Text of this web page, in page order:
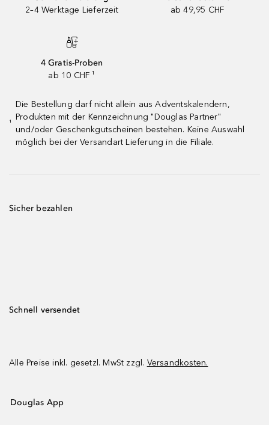
2–4 Werktage Lieferzeit
ab 49,95 CHF
4 Gratis-Proben
ab 10 CHF ¹
¹
Die Bestellung darf nicht allein aus Adventskalendern,
Produkten mit der Kennzeichnung "Douglas Partner"
und/oder Geschenkgutscheinen bestehen. Keine Auswahl
möglich bei der Versandart Lieferung in die Filiale.
Sicher bezahlen
Schnell versendet
Alle Preise inkl. gesetzl. MwSt zzgl. Versandkosten.
Douglas App